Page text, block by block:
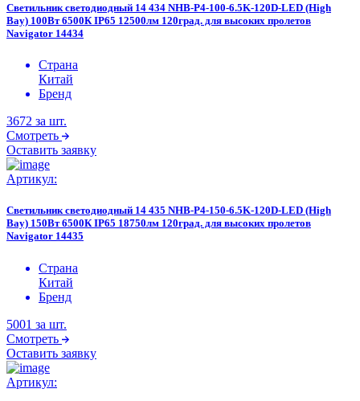
Светильник светодиодный 14 434 NHB-P4-100-6.5K-120D-LED (High
Bay) 100Вт 6500К IP65 12500лм 120град. для высоких пролетов
Navigator 14434
Страна
Китай
Бренд
3672 за шт.
Смотреть
Оставить заявку
Артикул:
Светильник светодиодный 14 435 NHB-P4-150-6.5K-120D-LED (High
Bay) 150Вт 6500К IP65 18750лм 120град. для высоких пролетов
Navigator 14435
Страна
Китай
Бренд
5001 за шт.
Смотреть
Оставить заявку
Артикул: